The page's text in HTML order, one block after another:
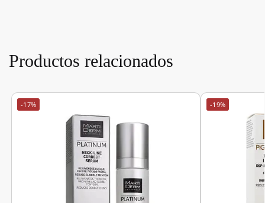
Productos relacionados
-17% -19%